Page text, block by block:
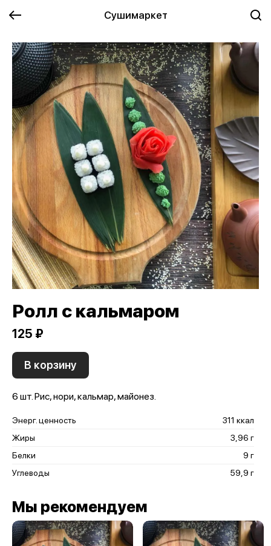
Сушимаркет
Ролл с кальмаром
125 ₽
В корзину
6 шт. Рис, нори, кальмар, майонез.
Энерг. ценность
311 ккал
Жиры
3,96 г
Белки
9 г
Углеводы
59,9 г
Мы рекомендуем